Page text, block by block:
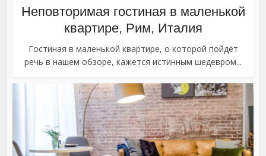
Неповторимая гостиная в маленькой
квартире, Рим, Италия
Гостиная в маленькой квартире, о которой пойдёт
речь в нашем обзоре, кажется истинным шедевром...